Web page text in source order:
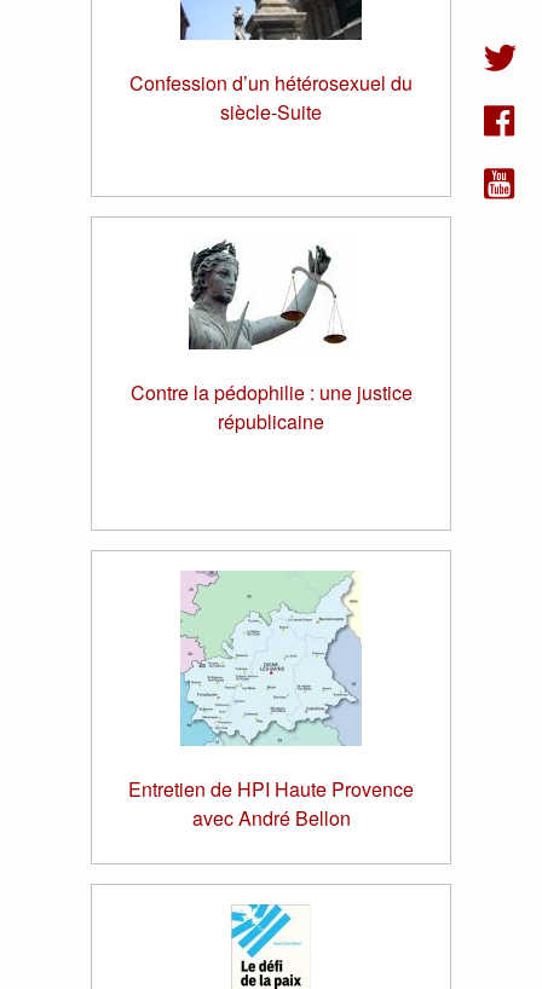
Confession d’un hétérosexuel du
siècle-Suite
Contre la pédophilie : une justice
républicaine
Entretien de HPI Haute Provence
avec André Bellon